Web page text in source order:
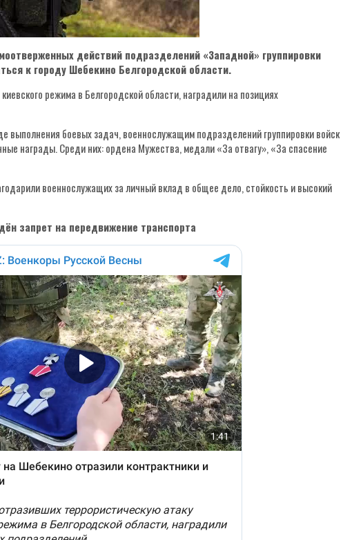
действий подразделений «Западной» группировки
к городу Шебекино Белгородской области.
киевского режима в Белгородской области, наградили на позициях
выполнения боевых задач, военнослужащим подразделений группировки войск
награды. Среди них: ордена Мужества, медали «За отвагу», «За спасение
военнослужащих за личный вклад в общее дело, стойкость и высокий
запрет на передвижение транспорта